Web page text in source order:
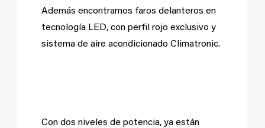
Además encontramos faros delanteros en
tecnología LED, con perfil rojo exclusivo y
sistema de aire acondicionado C limatronic.
Con dos niveles de potencia, ya están